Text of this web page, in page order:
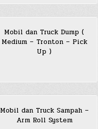
Mobil dan Truck Dump (
Medium – Tronton – Pick
Up )
Mobil dan Truck Sampah –
Arm Roll System